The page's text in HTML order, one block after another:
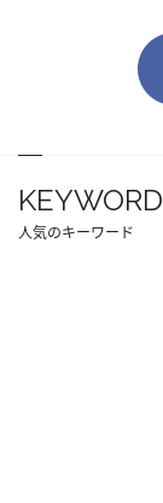
KEYWORD
人気のキーワード